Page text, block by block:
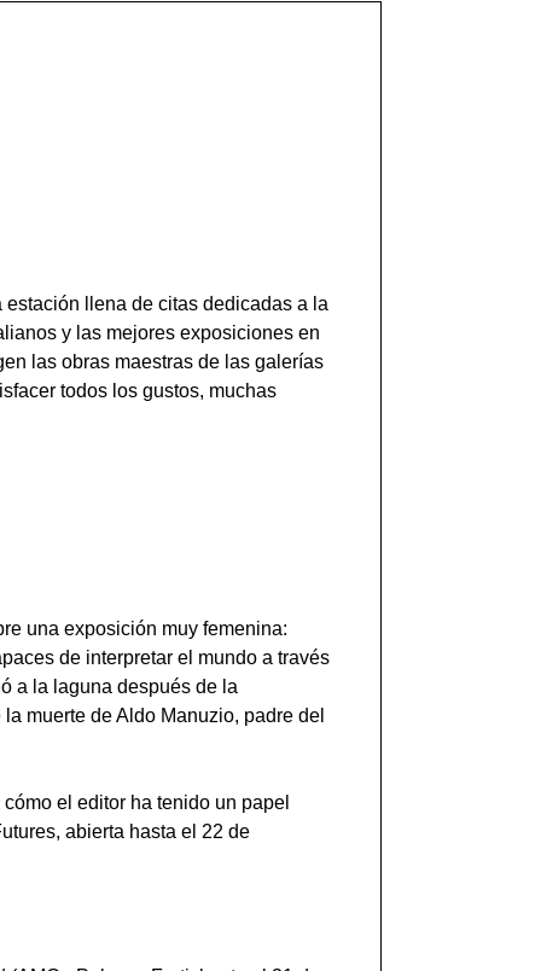
llena de citas dedicadas a la
y las mejores exposiciones en
las obras maestras de las galerías
todos los gustos, muchas
una exposición muy femenina:
de interpretar el mundo a través
a la laguna después de la
muerte de Aldo Manuzio, padre del
el editor ha tenido un papel
abierta hasta el 22 de